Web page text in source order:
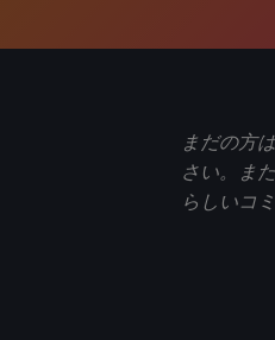
まだの方は
さい。また
らしいコ